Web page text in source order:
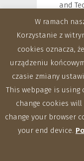
and
20th
W ramach
Korzystanie z
cookies oznacza,
urządzeniu
czasie zmiany
This webpage is
change cookies
change your browser
your end device.